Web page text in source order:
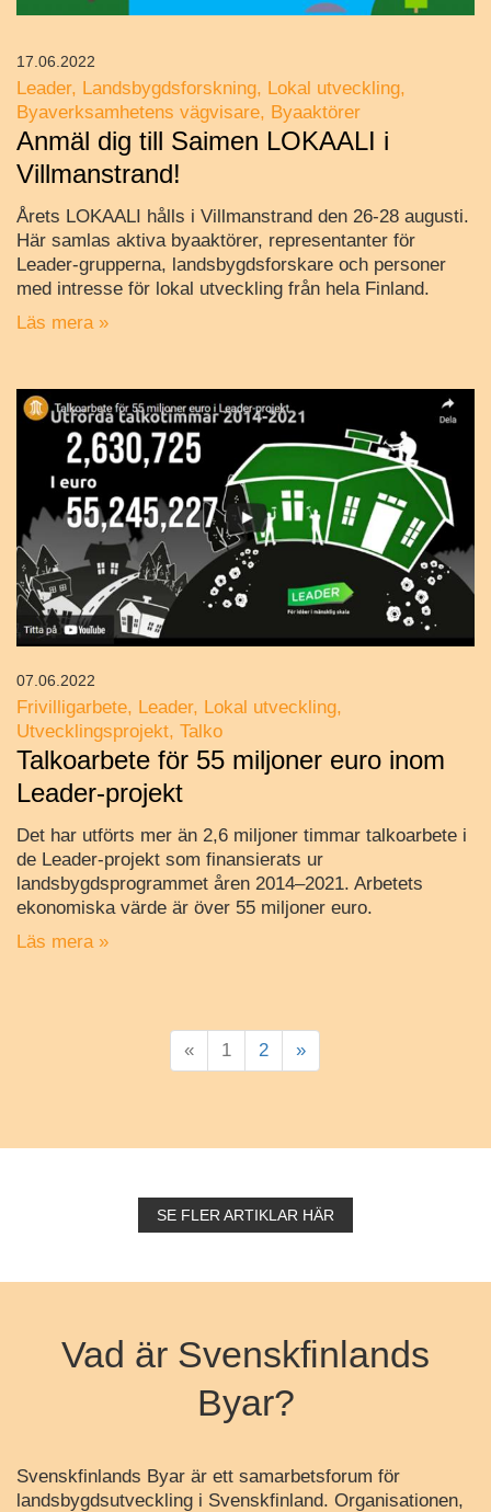
Leader Landsbygdsforskning Lokal utveckling
Byaverksamhetens vägvisare Byaaktörer
Anmäl dig till Saimen LOKAALI i
Villmanstrand!
Årets LOKAALI hålls i Villmanstrand den 26-28 augusti.
Här samlas aktiva byaaktörer, representanter för
Leader-grupperna, landsbygdsforskare och personer
med intresse för lokal utveckling från hela Finland.
Läs mera »
17.06.2022
Frivilligarbete Leader Lokal utveckling
Utvecklingsprojekt Talko
Talkoarbete för 55 miljoner euro inom
Leader-projekt
Det har utförts mer än 2,6 miljoner timmar talkoarbete i
de Leader-projekt som finansierats ur
landsbygdsprogrammet åren 2014–2021. Arbetets
ekonomiska värde är över 55 miljoner euro.
Läs mera »
07.06.2022
« 1 2 »
SE FLER ARTIKLAR HÄR
Vad är Svenskfinlands
Byar?
Svenskfinlands Byar är ett samarbetsforum för
landsbygdsutveckling i Svenskfinland. Organisationen,